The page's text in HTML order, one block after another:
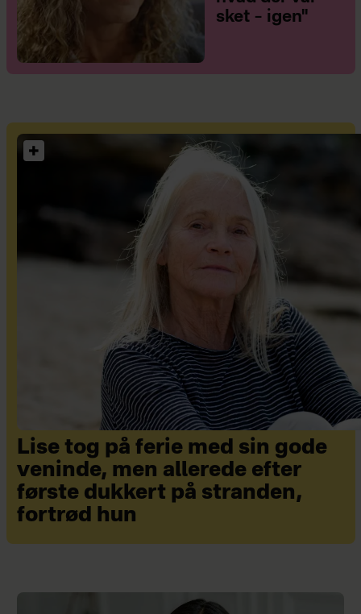
sket – igen"
Lise tog på ferie med sin gode
veninde, men allerede efter
første dukkert på stranden,
fortrød hun